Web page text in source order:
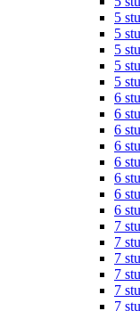
5
5
5
5
5
6
6
6
6
6
6
6
6
7
7
7
7
7
7